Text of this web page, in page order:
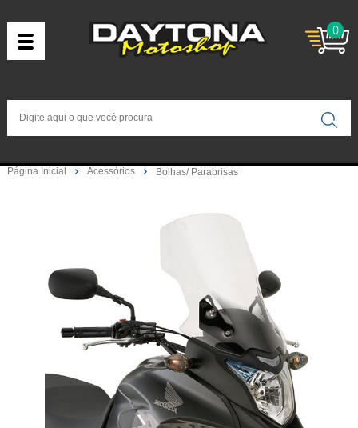
0
Página Inicial Acessórios Bolhas/ Parabrisas